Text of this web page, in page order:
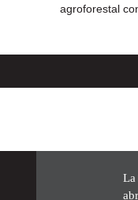
agroforestal
La